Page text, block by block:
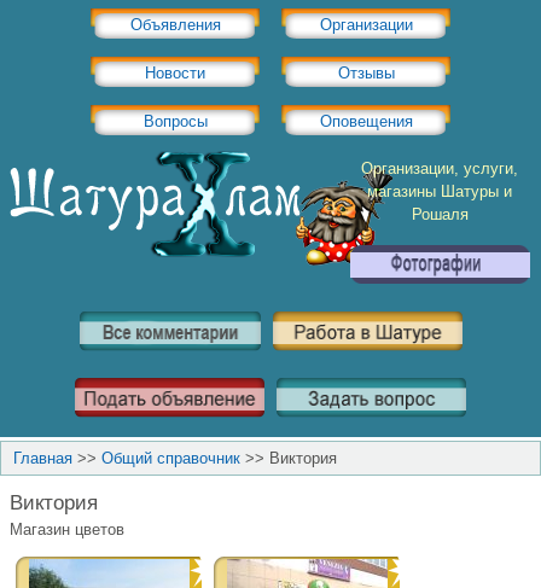
Объявления Организации
Новости Отзывы
Вопросы Оповещения
Организации, услуги,
магазины Шатуры и
Рошаля
Главная >> Общий справочник >> Виктория
Виктория
Магазин цветов